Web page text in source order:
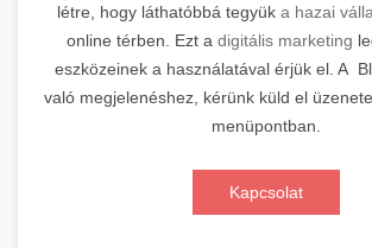
létre, hogy láthatóbbá tegyük a hazai
online térben. Ezt a digitális marketing
eszközeinek a használatával érjük el. A
való megjelenéshez, kérünk küld el
menüpontban.
Kapcsolat